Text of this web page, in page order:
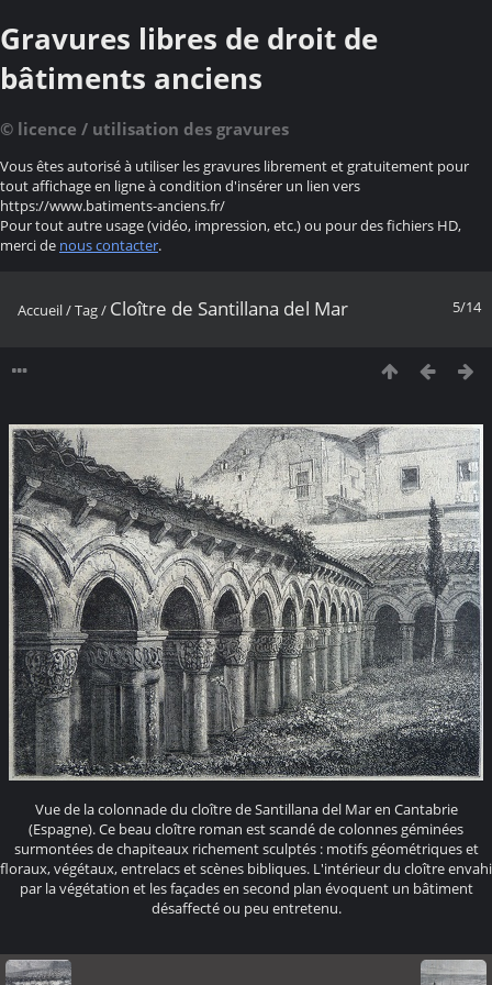
Gravures libres de droit de
bâtiments anciens
© licence / utilisation des gravures
Vous êtes autorisé à utiliser les gravures librement et gratuitement pour
tout affichage en ligne à condition d'insérer un lien vers
https://www.batiments-anciens.fr/
Pour tout autre usage (vidéo, impression, etc.) ou pour des fichiers HD,
merci de nous contacter.
5/14
Accueil/Tag/ Cloître de Santillana del Mar
Vue de la colonnade du cloître de Santillana del Mar en Cantabrie
(Espagne). Ce beau cloître roman est scandé de colonnes géminées
surmontées de chapiteaux richement sculptés : motifs géométriques et
floraux, végétaux, entrelacs et scènes bibliques. L'intérieur du cloître envahi
par la végétation et les façades en second plan évoquent un bâtiment
désaffecté ou peu entretenu.